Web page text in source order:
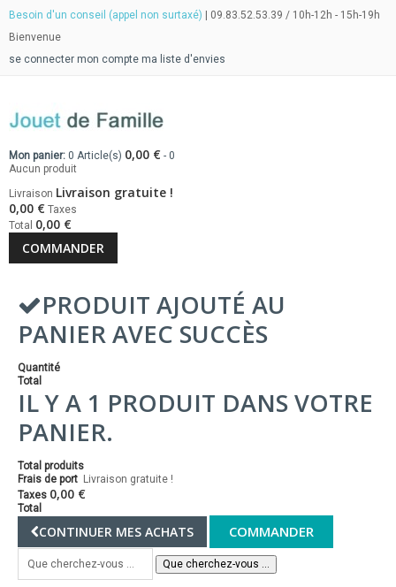
Besoin d'un conseil (appel non surtaxé) | 09.83.52.53.39 / 10h-12h - 15h-19h
Bienvenue
se connecter mon compte ma liste d'envies
Mon panier: 0 Article(s) 0,00 € - 0
Aucun produit
Livraison Livraison gratuite !
0,00 € Taxes
Total 0,00 €
COMMANDER
PRODUIT AJOUTÉ AU
PANIER AVEC SUCCÈS
Quantité
Total
IL Y A 1 PRODUIT DANS VOTRE
PANIER.
Total produits
Frais de port Livraison gratuite !
Taxes 0,00 €
Total
CONTINUER MES ACHATS COMMANDER
Que cherchez-vous ...